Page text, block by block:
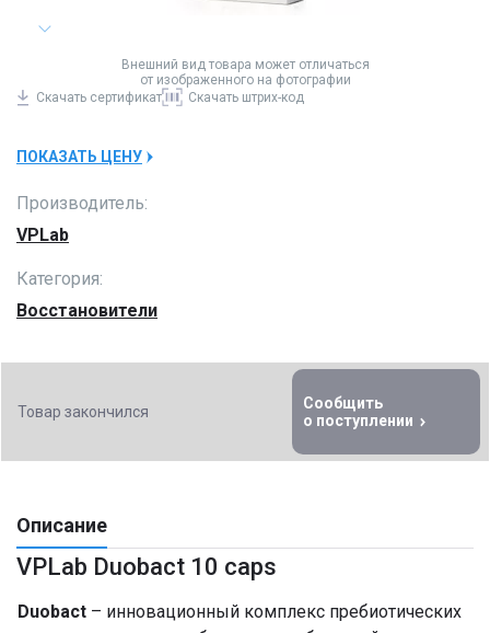
Внешний вид товара может отличаться
от изображенного на фотографии
Скачать сертификат Скачать штрих-код
ПОКАЗАТЬ ЦЕНУ
Производитель:
VPLab
Категория:
Восстановители
Товар закончился
Сообщить
о поступлении
Описание
VPLab Duobact 10 caps
Duobact – инновационный комплекс пребиотических